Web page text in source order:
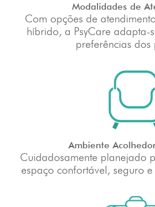
Modalidades de
Com opções de
híbrido, a PsyCare adapta-
preferências dos
Ambiente
Cuidadosamente planejado
espaço confortável, seguro